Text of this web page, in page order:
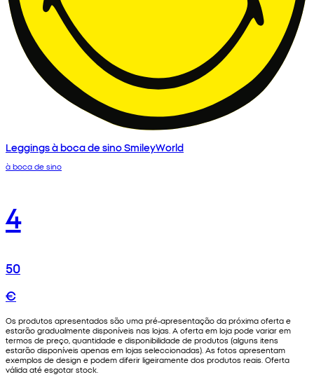
Leggings à boca de sino SmileyWorld
à boca de sino
4
50
€
Os produtos apresentados são uma pré-apresentação da próxima oferta e
estarão gradualmente disponíveis nas lojas. A oferta em loja pode variar em
termos de preço, quantidade e disponibilidade de produtos (alguns itens
estarão disponíveis apenas em lojas seleccionadas). As fotos apresentam
exemplos de design e podem diferir ligeiramente dos produtos reais. Oferta
válida até esgotar stock.